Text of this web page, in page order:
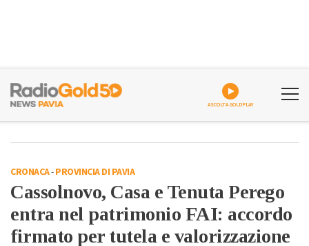
ASCOLTA GOLDPLAY
CRONACA-PROVINCIA DI PAVIA
Cassolnovo, Casa e Tenuta Perego
entra nel patrimonio FAI: accordo
firmato per tutela e valorizzazione